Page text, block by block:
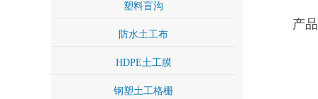
塑料盲沟
防水土工布
HDPE土工膜
钢塑土工格栅
产